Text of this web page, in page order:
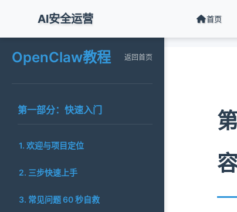
AI安全运营 首页
返回首页
OpenClaw教程 返回首页
第一部分：快速入门
1. 欢迎与项目定位
2. 三步快速上手
3. 常见问题 60 秒自救